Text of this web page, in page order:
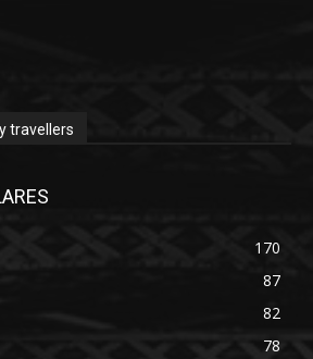
travellers
170
87
82
78